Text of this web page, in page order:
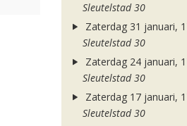
Sleutelstad 30
Zaterdag 31 januari,
Sleutelstad 30
Zaterdag 24 januari,
Sleutelstad 30
Zaterdag 17 januari,
Sleutelstad 30